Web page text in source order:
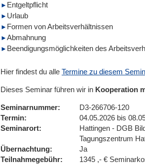
Entgeltpflicht
Urlaub
Formen von Arbeitsverhältnissen
Abmahnung
Beendigungsmöglichkeiten des
Hier findest du alle Termine zu diesem
Dieses Seminar führen wir in Kooperation
Seminarnummer
D3-266706-120
Termin
04.05.2026 bis
Seminarort
Hattingen - DGB
Tagungszentrum
Übernachtung
Ja
Teilnahmegebühr
1345 ,- €